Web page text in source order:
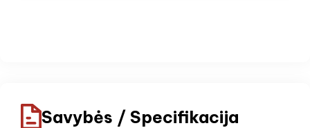
Savybės / Specifikacija